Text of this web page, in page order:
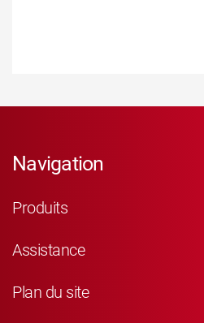
Navigation
Produits
Assistance
Plan du site